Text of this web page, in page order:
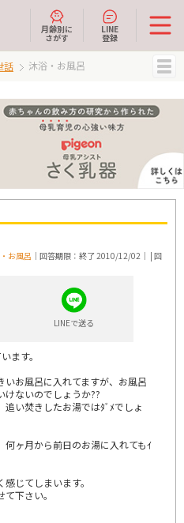
月齢別に
さがす
LINE
登録
話 沐浴・お風呂
お風呂 ｜回答期限：終了 2010/12/02｜ | 回
LINEで送る
ます。
いお風呂に入れてますが、お風呂
けないのでしょうか??
い焚きしたお湯ではﾀﾞﾒでしょ
何ヶ月から前日のお湯に入れてもｲ
じてしまいます。
下さい。